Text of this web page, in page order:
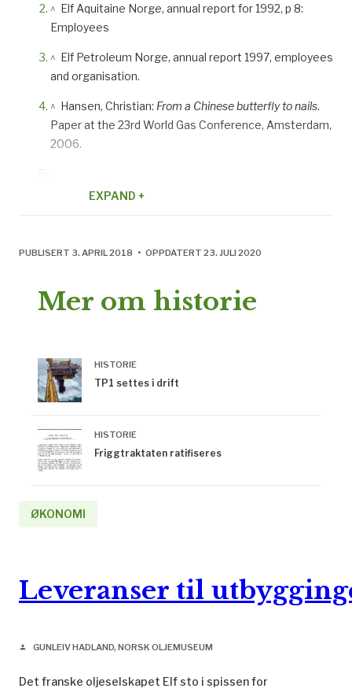
^ Elf Aquitaine Norge, annual report for 1992, p 8:
Employees
^ Elf Petroleum Norge, annual report 1997, employees
and organisation.
^ Hansen, Christian: From a Chinese butterfly to nails.
Paper at the 23rd World Gas Conference, Amsterdam,
2006.
http://www.akerkvaerner.com/internet/AboutUs/
EXPAND +
PUBLISERT 3. APRIL 2018 • OPPDATERT 23. JULI 2020
Mer om historie
HISTORIE
TP1 settes i drift
HISTORIE
Friggtraktaten ratifiseres
ØKONOMI
Leveranser til
person GUNLEIV HADLAND, NORSK OLJEMUSEUM
Det franske oljeselskapet Elf sto i spissen for